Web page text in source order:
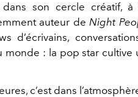
son cercle créatif, à
auteur de Night
d’écrivains,
monde : la pop star cultive
c’est dans